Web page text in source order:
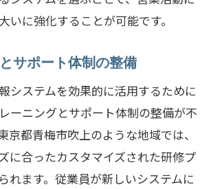
いに強化することが可能です。
サポート体制の整備
システムを効果的に活用するために
ーニングとサポート体制の整備が不
京都青梅市吹上のような地域では、
に合ったカスタマイズされた研修プ
れます。従業員が新しいシステムに